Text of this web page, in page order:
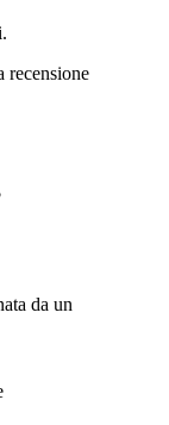
recensione
da un